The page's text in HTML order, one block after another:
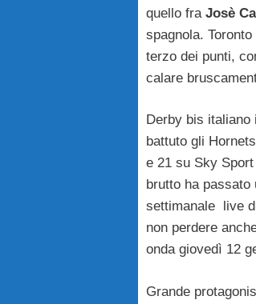
quello fraJosè
spagnola.
terzo dei punti,
calare
Derby bis
battuto gli
e 21 su Sky
brutto ha
settimanale live
non perdere
onda giovedì 12
Grande